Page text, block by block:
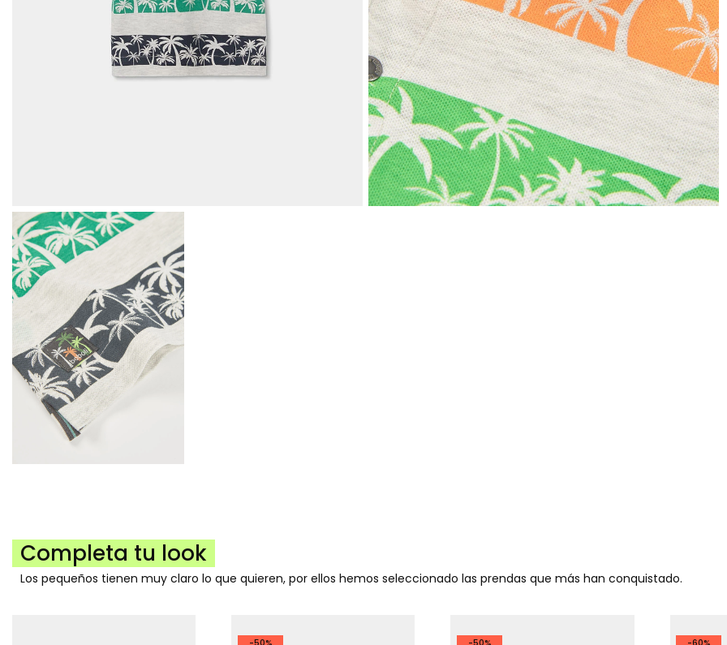
Completa tu look
Los pequeños tienen muy claro lo que quieren, por ellos hemos seleccionado las prendas que más han conquistado.